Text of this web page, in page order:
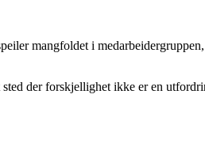
mangfoldet i
der forskjellighet ikke er en